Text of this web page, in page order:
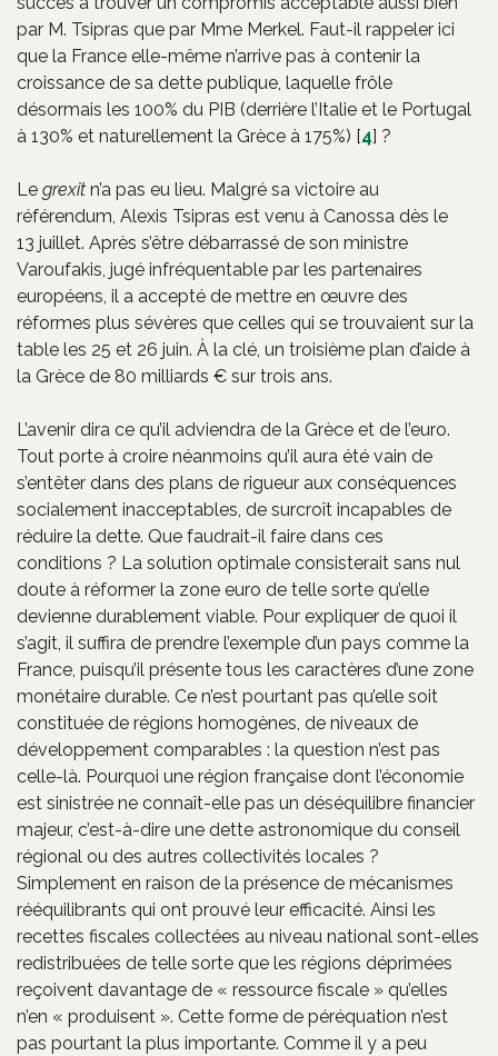
par M. Tsipras que par Mme Merkel. Faut-il rappeler ici
que la France elle-même n’arrive pas à contenir la
croissance de sa dette publique, laquelle frôle
désormais les 100% du PIB (derrière l’Italie et le Portugal
à 130% et naturellement la Grèce à 175%) [4] ?
Le grexit n’a pas eu lieu. Malgré sa victoire au
référendum, Alexis Tsipras est venu à Canossa dès le
13 juillet. Après s’être débarrassé de son ministre
Varoufakis, jugé infréquentable par les partenaires
européens, il a accepté de mettre en œuvre des
réformes plus sévères que celles qui se trouvaient sur la
table les 25 et 26 juin. À la clé, un troisième plan d’aide à
la Grèce de 80 milliards € sur trois ans.
L’avenir dira ce qu’il adviendra de la Grèce et de l’euro.
Tout porte à croire néanmoins qu’il aura été vain de
s’entêter dans des plans de rigueur aux conséquences
socialement inacceptables, de surcroît incapables de
réduire la dette. Que faudrait-il faire dans ces
conditions ? La solution optimale consisterait sans nul
doute à réformer la zone euro de telle sorte qu’elle
devienne durablement viable. Pour expliquer de quoi il
s’agit, il suffira de prendre l’exemple d’un pays comme la
France, puisqu’il présente tous les caractères d’une zone
monétaire durable. Ce n’est pourtant pas qu’elle soit
constituée de régions homogènes, de niveaux de
développement comparables : la question n’est pas
celle-là. Pourquoi une région française dont l’économie
est sinistrée ne connaît-elle pas un déséquilibre financier
majeur, c’est-à-dire une dette astronomique du conseil
régional ou des autres collectivités locales ?
Simplement en raison de la présence de mécanismes
rééquilibrants qui ont prouvé leur efficacité. Ainsi les
recettes fiscales collectées au niveau national sont-elles
redistribuées de telle sorte que les régions déprimées
reçoivent davantage de « ressource fiscale » qu’elles
n’en « produisent ». Cette forme de péréquation n’est
pas pourtant la plus importante. Comme il y a peu